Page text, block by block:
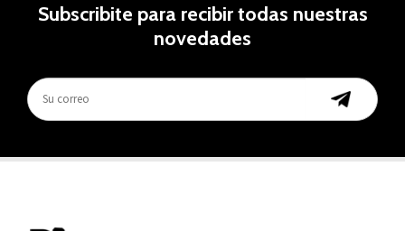
Subscribite para recibir todas nuestras
novedades